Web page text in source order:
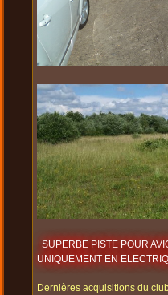
SUPERBE PISTE POUR
UNIQUEMENT EN
Dernières acquisitions du